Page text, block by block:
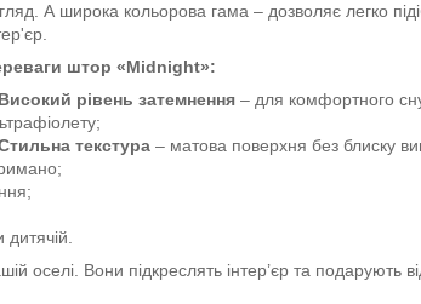
А широка кольорова гама – дозволяє легко
штор «Midnight»:
Високий рівень затемнення – для комфортного
текстура – матова поверхня без блиску
дитячій.
оселі. Вони підкреслять інтер’єр та подарують